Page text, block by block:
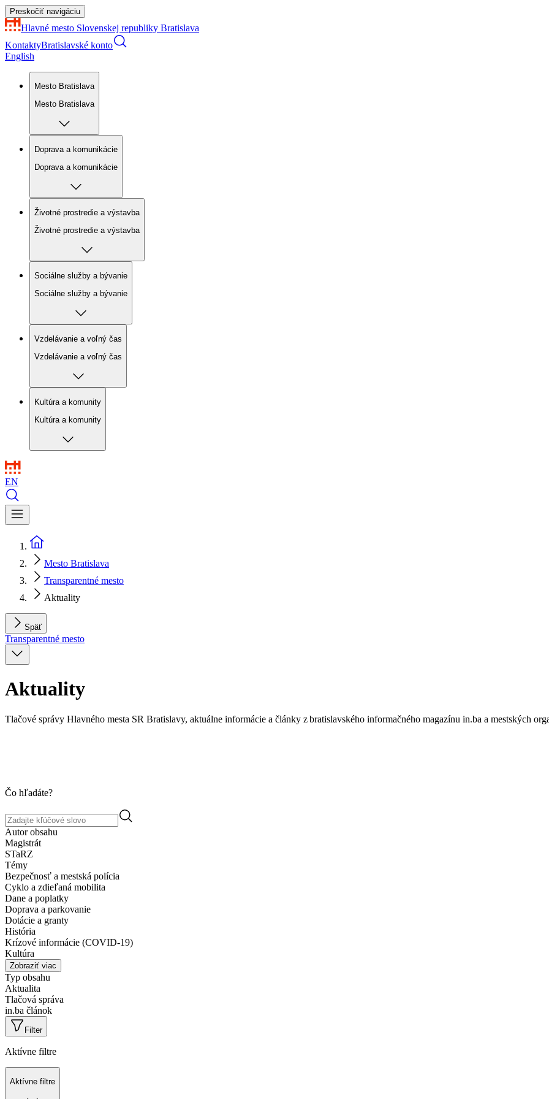
Preskočiť navigáciu
Hlavné mesto Slovenskej republiky Bratislava
KontaktyBratislavské konto
English
Mesto Bratislava
Mesto Bratislava
Doprava a komunikácie
Doprava a komunikácie
Životné prostredie a výstavba
Životné prostredie a výstavba
Sociálne služby a bývanie
Sociálne služby a bývanie
Vzdelávanie a voľný čas
Vzdelávanie a voľný čas
Kultúra a komunity
Kultúra a komunity
EN
Mesto Bratislava
Transparentné mesto
Aktuality
Späť
Transparentné mesto
Aktuality
Tlačové správy Hlavného mesta SR Bratislavy, aktuálne informácie a články z bratislavského informačného magazínu in.ba a mestských
Čo hľadáte?
Autor obsahu
Magistrát
STaRZ
Témy
Bezpečnosť a mestská polícia
Cyklo a zdieľaná mobilita
Dane a poplatky
Doprava a parkovanie
Dotácie a granty
História
Krízové informácie (COVID-19)
Kultúra
Zobraziť viac
Typ obsahu
Aktualita
Tlačová správa
in.ba článok
Filter
Aktívne filtre
Aktívne filtre